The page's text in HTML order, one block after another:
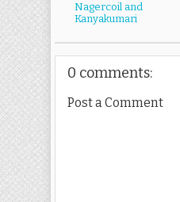
Nagercoil and
Kanyakumari
0 comments:
Post a Comment